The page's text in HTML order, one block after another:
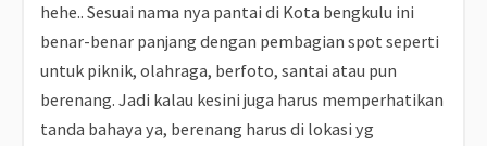
hehe.. Sesuai nama nya pantai di Kota bengkulu ini
benar-benar panjang dengan pembagian spot seperti
untuk piknik, olahraga, berfoto, santai atau pun
berenang. Jadi kalau kesini juga harus memperhatikan
tanda bahaya ya, berenang harus di lokasi yg